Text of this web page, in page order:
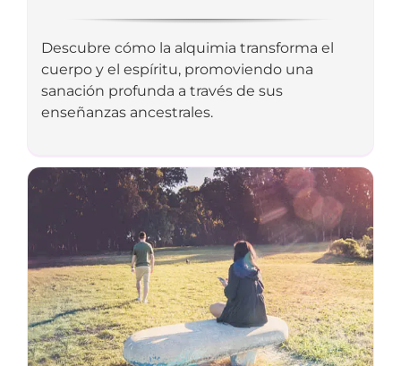
Descubre cómo la alquimia transforma el
cuerpo y el espíritu, promoviendo una
sanación profunda a través de sus
enseñanzas ancestrales.